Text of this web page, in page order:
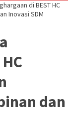
di BEST HC
Inovasi SDM
dan